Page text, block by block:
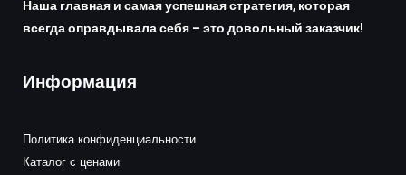
Наша главная и самая успешная стратегия, которая
всегда оправдывала себя – это довольный заказчик!
Информация
Политика конфиденциальности
Каталог с ценами